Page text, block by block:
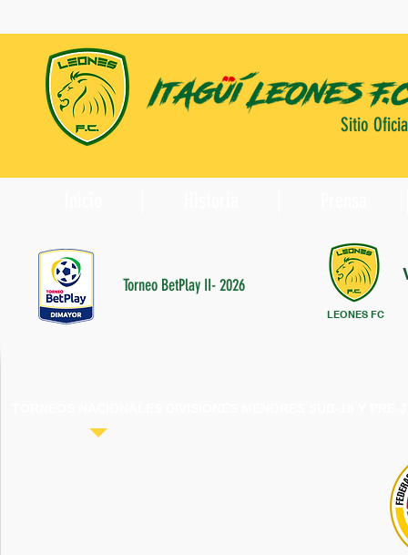
Sitio
Torneo BetPlay II- 2026
LEONES FC